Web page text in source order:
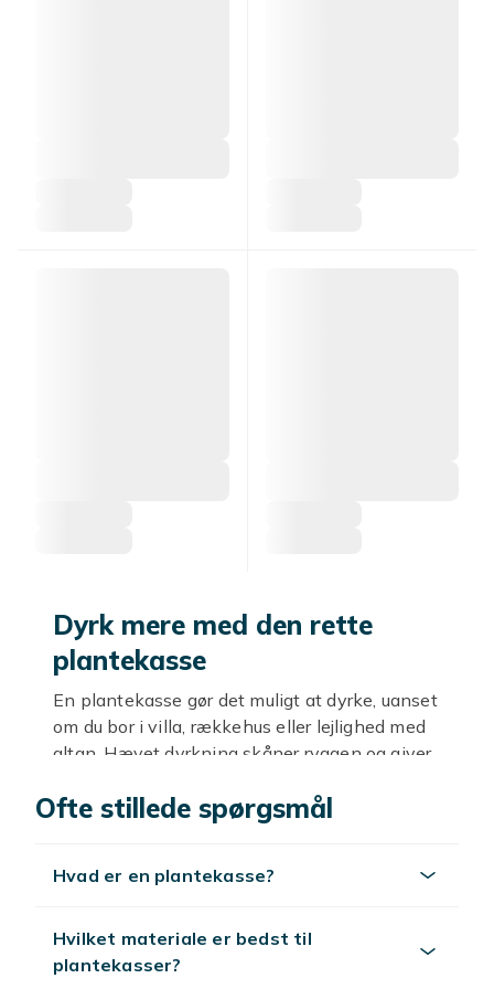
Dyrk mere med den rette
plantekasse
En plantekasse gør det muligt at dyrke, uanset
om du bor i villa, rækkehus eller lejlighed med
altan. Hævet dyrkning skåner ryggen og giver
direkte i haven. Med en plantekasse styrer du
muligheder
Ofte stillede spørgsmål
Hvad er en plantekasse?
Hvilket materiale er bedst til
plantekasser?